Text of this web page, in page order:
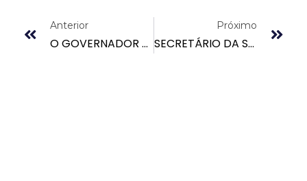
Anterior
O GOVERNADOR SE ESFORÇA EM DESMORALIZAR A SEGURANÇA PÚBLICA DA PARAÍBA
Próximo
SECRETÁRIO DA SEAP AMEAÇA ASSOCIAÇÃO NO EXERCÍCIO DAS SUAS PRERROGATIVAS